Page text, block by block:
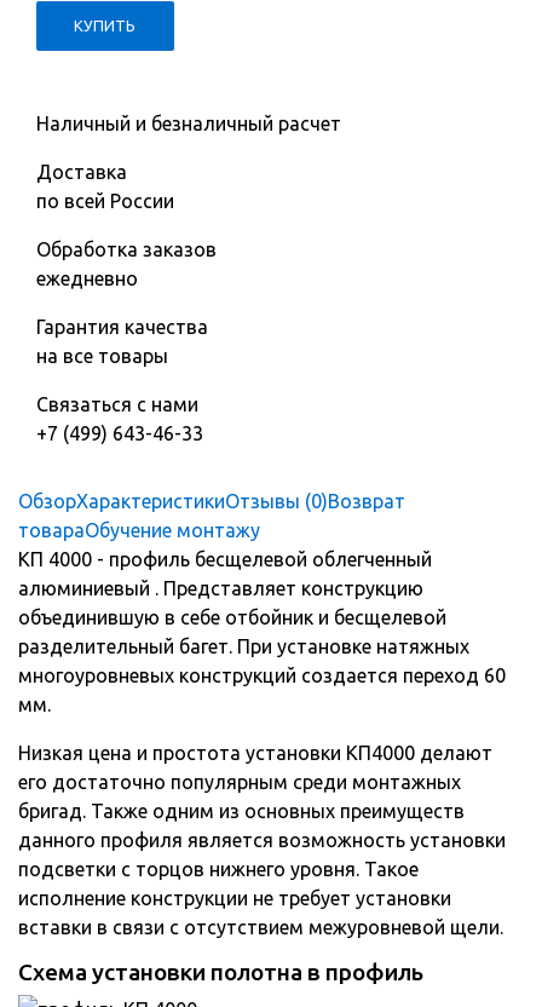
Наличный и безналичный расчет
Доставка
по всей России
Обработка заказов
ежедневно
Гарантия качества
на все товары
Связаться с нами
+7 (499) 643-46-33
ОбзорХарактеристикиОтзывы (0)Возврат
товараОбучение монтажу
КП 4000 - профиль бесщелевой облегченный
алюминиевый . Представляет конструкцию
объединившую в себе отбойник и бесщелевой
разделительный багет. При установке натяжных
многоуровневых конструкций создается переход 60
мм.
Низкая цена и простота установки КП4000 делают
его достаточно популярным среди монтажных
бригад. Также одним из основных преимуществ
данного профиля является возможность установки
подсветки с торцов нижнего уровня. Такое
исполнение конструкции не требует установки
вставки в связи с отсутствием межуровневой щели.
Схема установки полотна в профиль